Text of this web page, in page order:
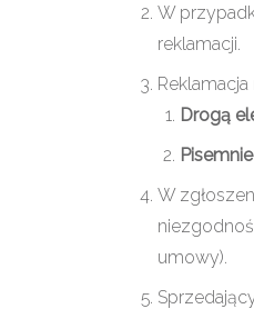
W
reklamacji.
Drogą
Pisemnie
W
umowy).